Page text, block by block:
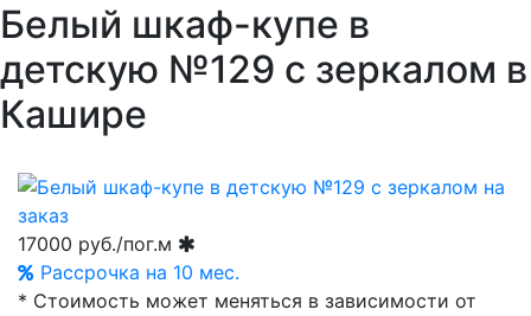
Белый шкаф-купе в
детскую №129 с зеркалом в
Кашире
17000 руб./пог.м
Рассрочка на 10 мес.
* Стоимость может меняться в зависимости от